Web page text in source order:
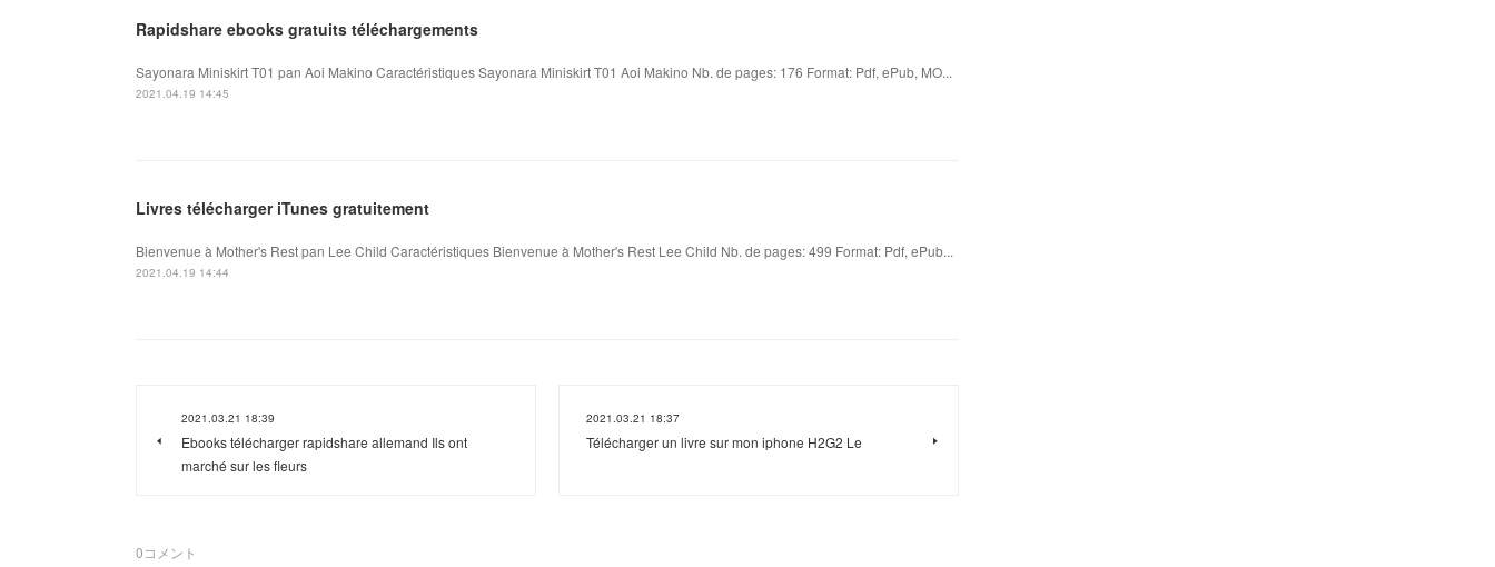
Rapidshare ebooks gratuits téléchargements
Sayonara Miniskirt T01 pan Aoi Makino Caractéristiques Sayonara Miniskirt T01 Aoi Makino Nb. de pages: 176 Format: Pdf, ePub, MO...
2021.04.19 14:45
Livres télécharger iTunes gratuitement
Bienvenue à Mother's Rest pan Lee Child Caractéristiques Bienvenue à Mother's Rest Lee Child Nb. de pages: 499 Format: Pdf, ePub...
2021.04.19 14:44
2021.03.21 18:39
Ebooks télécharger rapidshare allemand Ils ont
marché sur les fleurs
2021.03.21 18:37
Télécharger un livre sur mon iphone H2G2 Le
0コメント